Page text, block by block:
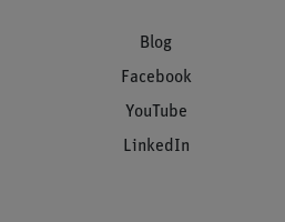
Blog
Facebook
YouTube
LinkedIn